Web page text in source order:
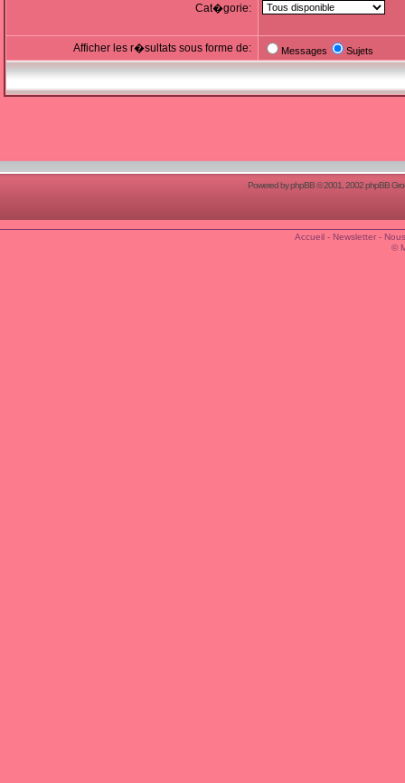
Cat�gorie:
Afficher les r�sultats sous forme de: Messages Sujets
Powered byphpBB© 2001, 2002 phpBB
Accueil- Newsletter-
©